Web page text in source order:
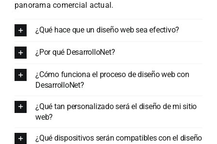
panorama comercial actual.
¿Qué hace que un diseño web sea efectivo?
¿Por qué DesarrolloNet?
¿Cómo funciona el proceso de diseño web con
DesarrolloNet?
¿Qué tan personalizado será el diseño de mi sitio
web?
¿Qué dispositivos serán compatibles con el diseño